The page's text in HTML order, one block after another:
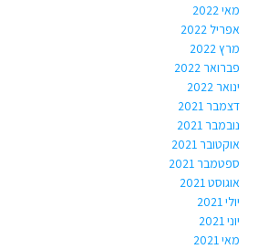
מאי 2022
אפריל 2022
מרץ 2022
פברואר 2022
ינואר 2022
דצמבר 2021
נובמבר 2021
אוקטובר 2021
ספטמבר 2021
אוגוסט 2021
יולי 2021
יוני 2021
מאי 2021